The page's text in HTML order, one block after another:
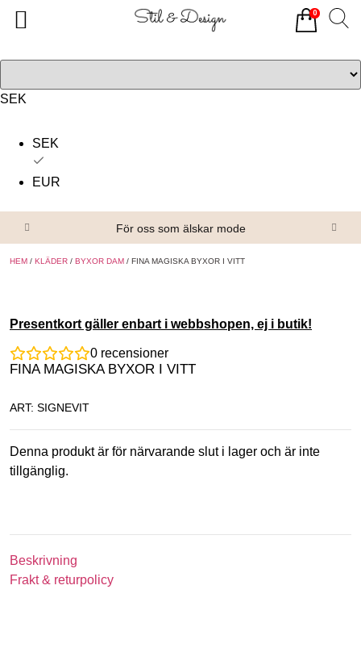
SEK
SEK
EUR
För oss som älskar mode
HEM / KLÄDER / BYXOR DAM / FINA MAGISKA BYXOR I VITT
Presentkort gäller enbart i webbshopen, ej i butik!
0 recensioner
FINA MAGISKA BYXOR I VITT
ART: SIGNEVIT
Denna produkt är för närvarande slut i lager och är inte
tillgänglig.
Beskrivning
Frakt & returpolicy
0
Alla produkter
Om oss